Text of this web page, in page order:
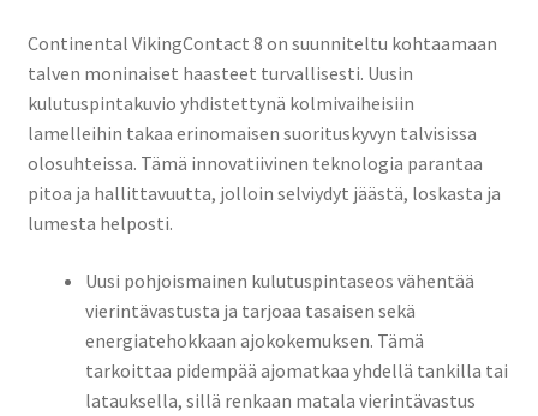
Continental VikingContact 8 on suunniteltu kohtaamaan
talven moninaiset haasteet turvallisesti. Uusin
kulutuspintakuvio yhdistettynä kolmivaiheisiin
lamelleihin takaa erinomaisen suorituskyvyn talvisissa
olosuhteissa. Tämä innovatiivinen teknologia parantaa
pitoa ja hallittavuutta, jolloin selviydyt jäästä, loskasta ja
lumesta helposti.
Uusi pohjoismainen kulutuspintaseos vähentää
vierintävastusta ja tarjoaa tasaisen sekä
energiatehokkaan ajokokemuksen. Tämä
tarkoittaa pidempää ajomatkaa yhdellä tankilla tai
latauksella, sillä renkaan matala vierintävastus